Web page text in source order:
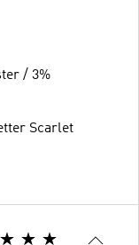
/ 3%
Scarlet